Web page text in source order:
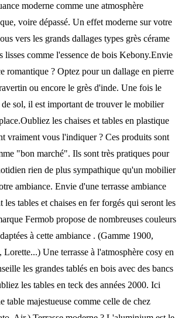
moderne comme une atmosphère
voire dépassé. Un effet moderne sur votre
vers les grands dallages types grès cérame
lisses comme l'essence de bois Kebony.Envie
romantique ? Optez pour un dallage en pierre
ou encore le grès d'inde. Une fois le
sol, il est important de trouver le mobilier
les chaises et tables en plastique
vraiment vous l'indiquer ? Ces produits sont
"bon marché". Ils sont très pratiques pour
rien de plus sympathique qu'un mobilier
ambiance. Envie d'une terrasse ambiance
les tables et chaises en fer forgés qui seront les
Fermob propose de nombreuses couleurs
à cette ambiance . (Gamme 1900,
Une terrasse à l'atmosphère cosy en
les grandes tablés en bois avec des bancs
les tables en teck des années 2000. Ici
table majestueuse comme celle de chez